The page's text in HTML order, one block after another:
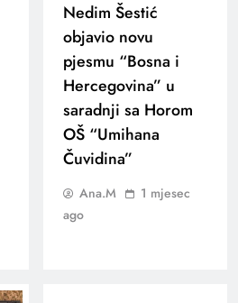
Nedim Šestić
objavio novu
pjesmu “Bosna i
Hercegovina” u
saradnji sa Horom
OŠ “Umihana
Čuvidina”
Ana.M
1 mjesec
ago